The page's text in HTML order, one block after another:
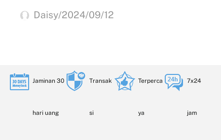
Daisy/2024/09/12
Jaminan 30
hari uang
Transak
si
Terperca
ya
7x24
jam